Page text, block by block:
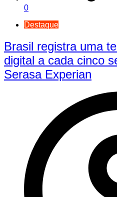
0
Destaque
Brasil registra uma
digital a cada cinco
Serasa Experian